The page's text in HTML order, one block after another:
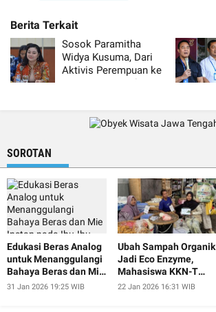
Sosok Paramitha
Widya Kusuma, Dari
Aktivis Perempuan ke
Kursi Bupati Brebes
SOROTAN
Edukasi Beras Analog
untuk Menanggulangi
Bahaya Beras dan Mie
Instan pada Ibu-Ibu
31 Jan 2026 19:25 WIB
Ubah Sampah Organik
Jadi Eco Enzyme,
Mahasiswa KKN-T
UNDIP Ajak Warga
22 Jan 2026 16:31 WIB